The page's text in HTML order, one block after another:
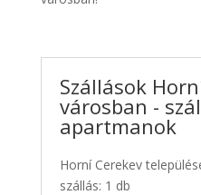
Szállások
városban -
apartmanok
Horní Cerekev
szállás: 1 db